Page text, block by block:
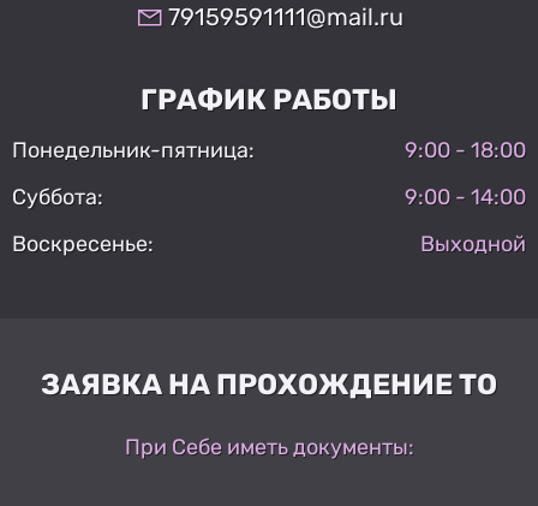
79159591111@mail.ru
ГРАФИК РАБОТЫ
Понедельник-пятница:
9:00 - 18:00
Суббота:
9:00 - 14:00
Воскресенье:
Выходной
ЗАЯВКА НА ПРОХОЖДЕНИЕ ТО
При Себе иметь документы: